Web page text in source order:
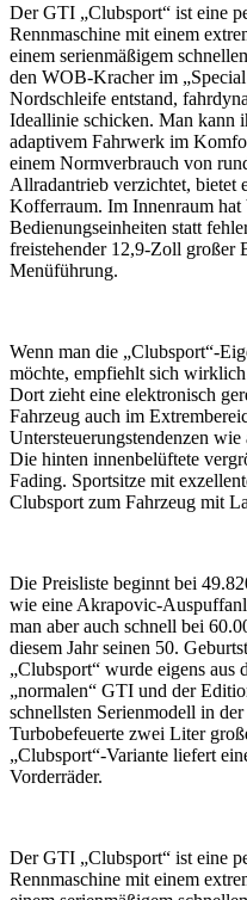
Der GTI „Clubsport“ ist eine
Rennmaschine mit einem
einem serienmäßigem
den WOB-Kracher im
Nordschleife entstand,
Ideallinie schicken. Man kann
adaptivem Fahrwerk im
einem Normverbrauch von
Allradantrieb verzichtet,
Kofferraum. Im Innenraum
Bedienungseinheiten statt
freistehender 12,9-Zoll großer
Menüführung.
Wenn man die „Clubsport“-
möchte, empfiehlt sich
Dort zieht eine elektronisch
Fahrzeug auch im
Untersteuerungstendenzen
Die hinten innenbelüftete
Fading. Sportsitze mit
Clubsport zum Fahrzeug mit
Die Preisliste beginnt bei
wie eine Akrapovic-
man aber auch schnell bei
diesem Jahr seinen 50.
„Clubsport“ wurde eigens aus
„normalen“ GTI und der
schnellsten Serienmodell in
Turbobefeuerte zwei Liter
„Clubsport“-Variante liefert
Vorderräder.
Der GTI „Clubsport“ ist eine
Rennmaschine mit einem